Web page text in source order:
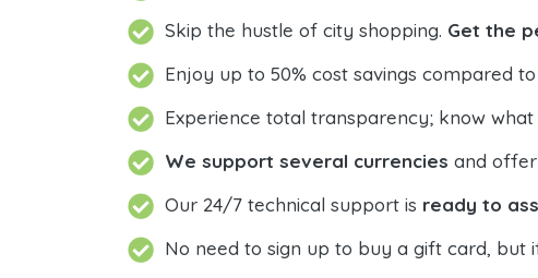
Skip the hustle of city shopping. Get the
Enjoy up to 50% cost savings compared
Experience total transparency; know
We support several currencies and
Our 24/7 technical support is ready to
No need to sign up to buy a gift card, but